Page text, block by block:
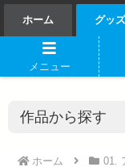
ホーム グッズ
ホーム 01.
メニュー